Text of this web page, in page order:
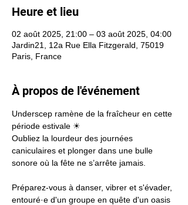
Heure et lieu
02 août 2025, 21:00 – 03 août 2025, 04:00
Jardin21, 12a Rue Ella Fitzgerald, 75019
Paris, France
À propos de l'événement
Underscep ramène de la fraîcheur en cette
période estivale ☀︎
Oubliez la lourdeur des journées
caniculaires et plonger dans une bulle
sonore où la fête ne s’arrête jamais.
Préparez-vous à danser, vibrer et s'évader,
entouré·e d'un groupe en quête d'un oasis